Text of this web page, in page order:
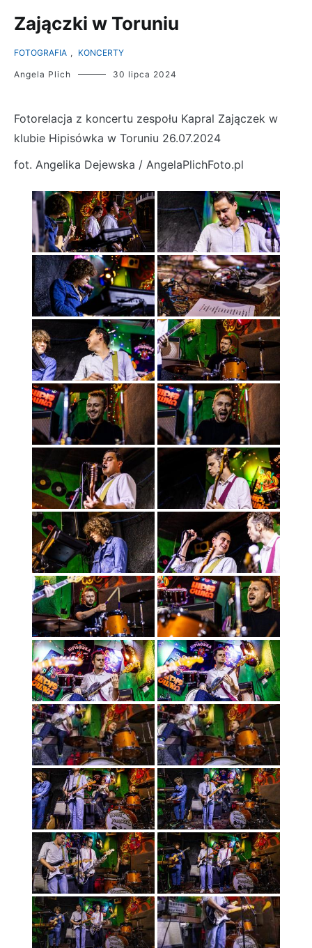
Zajączki w Toruniu
FOTOGRAFIA , KONCERTY
Angela Plich 30 lipca 2024
Fotorelacja z koncertu zespołu Kapral Zajączek w
klubie Hipisówka w Toruniu 26.07.2024
fot. Angelika Dejewska / AngelaPlichFoto.pl